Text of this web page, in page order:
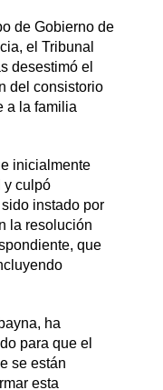
de Gobierno de
el Tribunal
desestimó el
del consistorio
a la familia
inicialmente
y culpó
instado por
la resolución
que
ha
para que el
se están
esta